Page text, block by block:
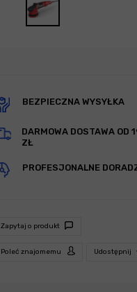
BEZPIECZNA WYSYŁKA
DARMOWA DOSTAWA OD
ZŁ
PROFESJONALNE
Zapytaj o produkt
Poleć znajomemu Udostępnij